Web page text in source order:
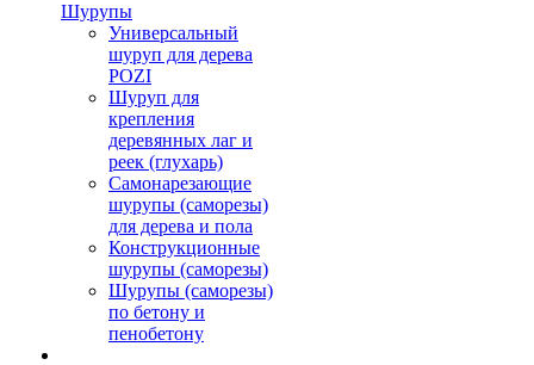
Шурупы
Универсальный
шуруп для дерева
POZI
Шуруп для
крепления
деревянных лаг и
реек (глухарь)
Самонарезающие
шурупы (саморезы)
для дерева и пола
Конструкционные
шурупы (саморезы)
Шурупы (саморезы)
по бетону и
пенобетону